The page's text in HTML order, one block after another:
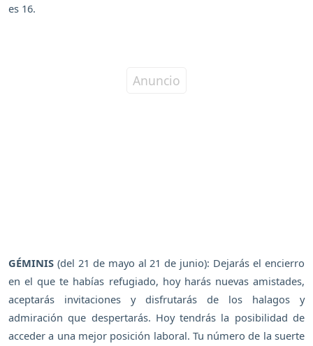
es 16.
GÉMINIS (del 21 de mayo al 21 de junio): Dejarás el encierro
en el que te habías refugiado, hoy harás nuevas amistades,
aceptarás invitaciones y disfrutarás de los halagos y
admiración que despertarás. Hoy tendrás la posibilidad de
acceder a una mejor posición laboral. Tu número de la suerte